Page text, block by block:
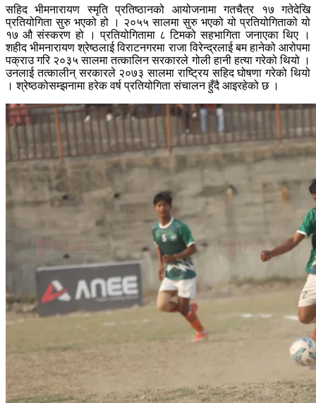
सहिद भीमनारायण स्मृति प्रतिष्ठानको आयोजनामा गतचैत्र १७ गतेदेखि
प्रतियोगिता सुरु भएको हो । २०५५ सालमा सुरु भएको यो प्रतियोगिताको यो
१७ औ संस्करण हो । प्रतियोगितामा ८ टिमको सहभागिता जनाएका थिए ।
शहीद भीमनारायण श्रेष्ठलाई विराटनगरमा राजा विरेन्द्रलाई बम हानेको आरोपमा
पक्राउ गरि २०३५ सालमा तत्कालिन सरकारले गोली हानी हत्या गरेको थियो ।
उनलाई तत्कालीन् सरकारले २०७३ सालमा राष्ट्रिय सहिद घोषणा गरेको थियो
। श्रेष्ठकोसम्झनामा हरेक वर्ष प्रतियोगिता संचालन हुँदै आइरहेको छ ।